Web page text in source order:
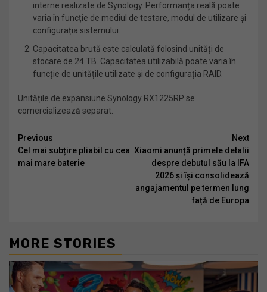
interne realizate de Synology. Performanța reală poate
varia în funcție de mediul de testare, modul de utilizare și
configurația sistemului.
Capacitatea brută este calculată folosind unități de
stocare de 24 TB. Capacitatea utilizabilă poate varia în
funcție de unitățile utilizate și de configurația RAID.
Unitățile de expansiune Synology RX1225RP se
comercializează separat.
Continue
Reading
Previous
Cel mai subțire pliabil cu cea
mai mare baterie
Next
Xiaomi anunță primele detalii
despre debutul său la IFA
2026 și își consolidează
angajamentul pe termen lung
față de Europa
MORE STORIES